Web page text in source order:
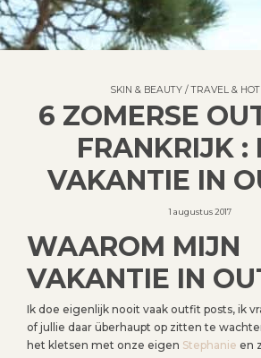
SKIN & BEAUTY/TRAVEL &
6 ZOMERSE
FRANKRIJK :
VAKANTIE IN
1 augustus 2017
WAAROM MIJN
VAKANTIE IN
Ik doe eigenlijk nooit vaak outfit posts, ik
of jullie daar überhaupt op zitten te
het kletsen met onze eigen Stephanie en